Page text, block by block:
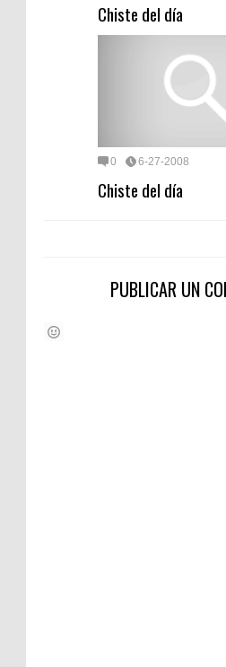
Chiste del día
0 6-27-2008
Chiste del día
PUBLICAR UN